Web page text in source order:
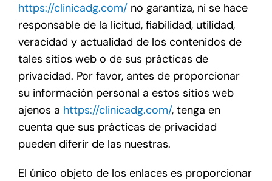
https://clinicadg.com/ no garantiza, ni se hace
responsable de la licitud, fiabilidad, utilidad,
veracidad y actualidad de los contenidos de
tales sitios web o de sus prácticas de
privacidad. Por favor, antes de proporcionar
su información personal a estos sitios web
ajenos a https://clinicadg.com/, tenga en
cuenta que sus prácticas de privacidad
pueden diferir de las nuestras.
El único objeto de los enlaces es proporcionar